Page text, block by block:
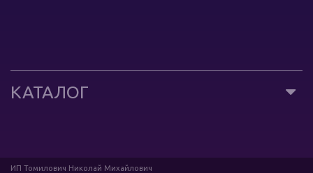
КАТАЛОГ
ИП Томилович Николай Михайлович